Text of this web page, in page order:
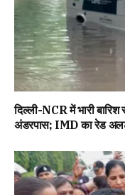
दिल्ली-NCR में भारी
अंडरपास; IMD का रेड